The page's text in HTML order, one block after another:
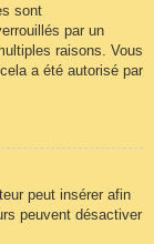
sont
par un
raisons. Vous
a été autorisé par
peut insérer afin
peuvent désactiver